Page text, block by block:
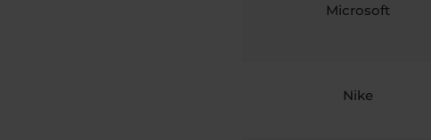
Microsoft
Nike